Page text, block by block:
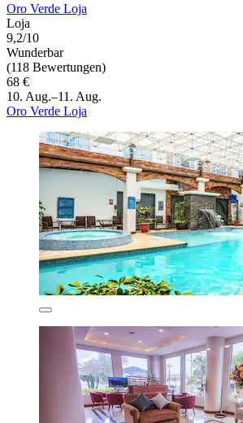
Oro Verde Loja
Loja
9,2/10
Wunderbar
(118 Bewertungen)
68 €
10. Aug.–11. Aug.
Oro Verde Loja